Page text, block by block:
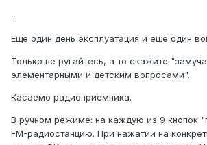
...
Еще один день эксплуатация и еще один
Только не ругайтесь, а то скажите
элементарными и детским вопросами".
Касаемо радиоприемника.
В ручном режиме: на каждую из 9 кнопок
FM-радиостанцию. При нажатии на